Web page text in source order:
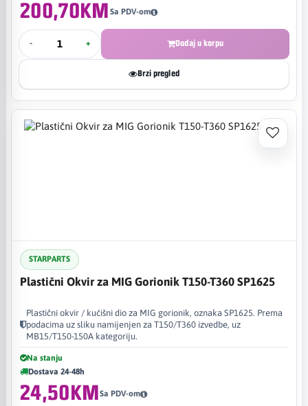
200,70KM Sa PDV-om
- + Dodaj u korpu
Brzi pregled
STARPARTS
Plastični Okvir za MIG Gorionik T150-T360 SP1625
Plastični okvir / kućišni dio za MIG gorionik, oznaka SP1625. Prema
podacima uz sliku namijenjen za T150/T360 izvedbe, uz
MB15/T150-150A kategoriju.
Na stanju
Dostava 24-48h
24,50KMSa PDV-om